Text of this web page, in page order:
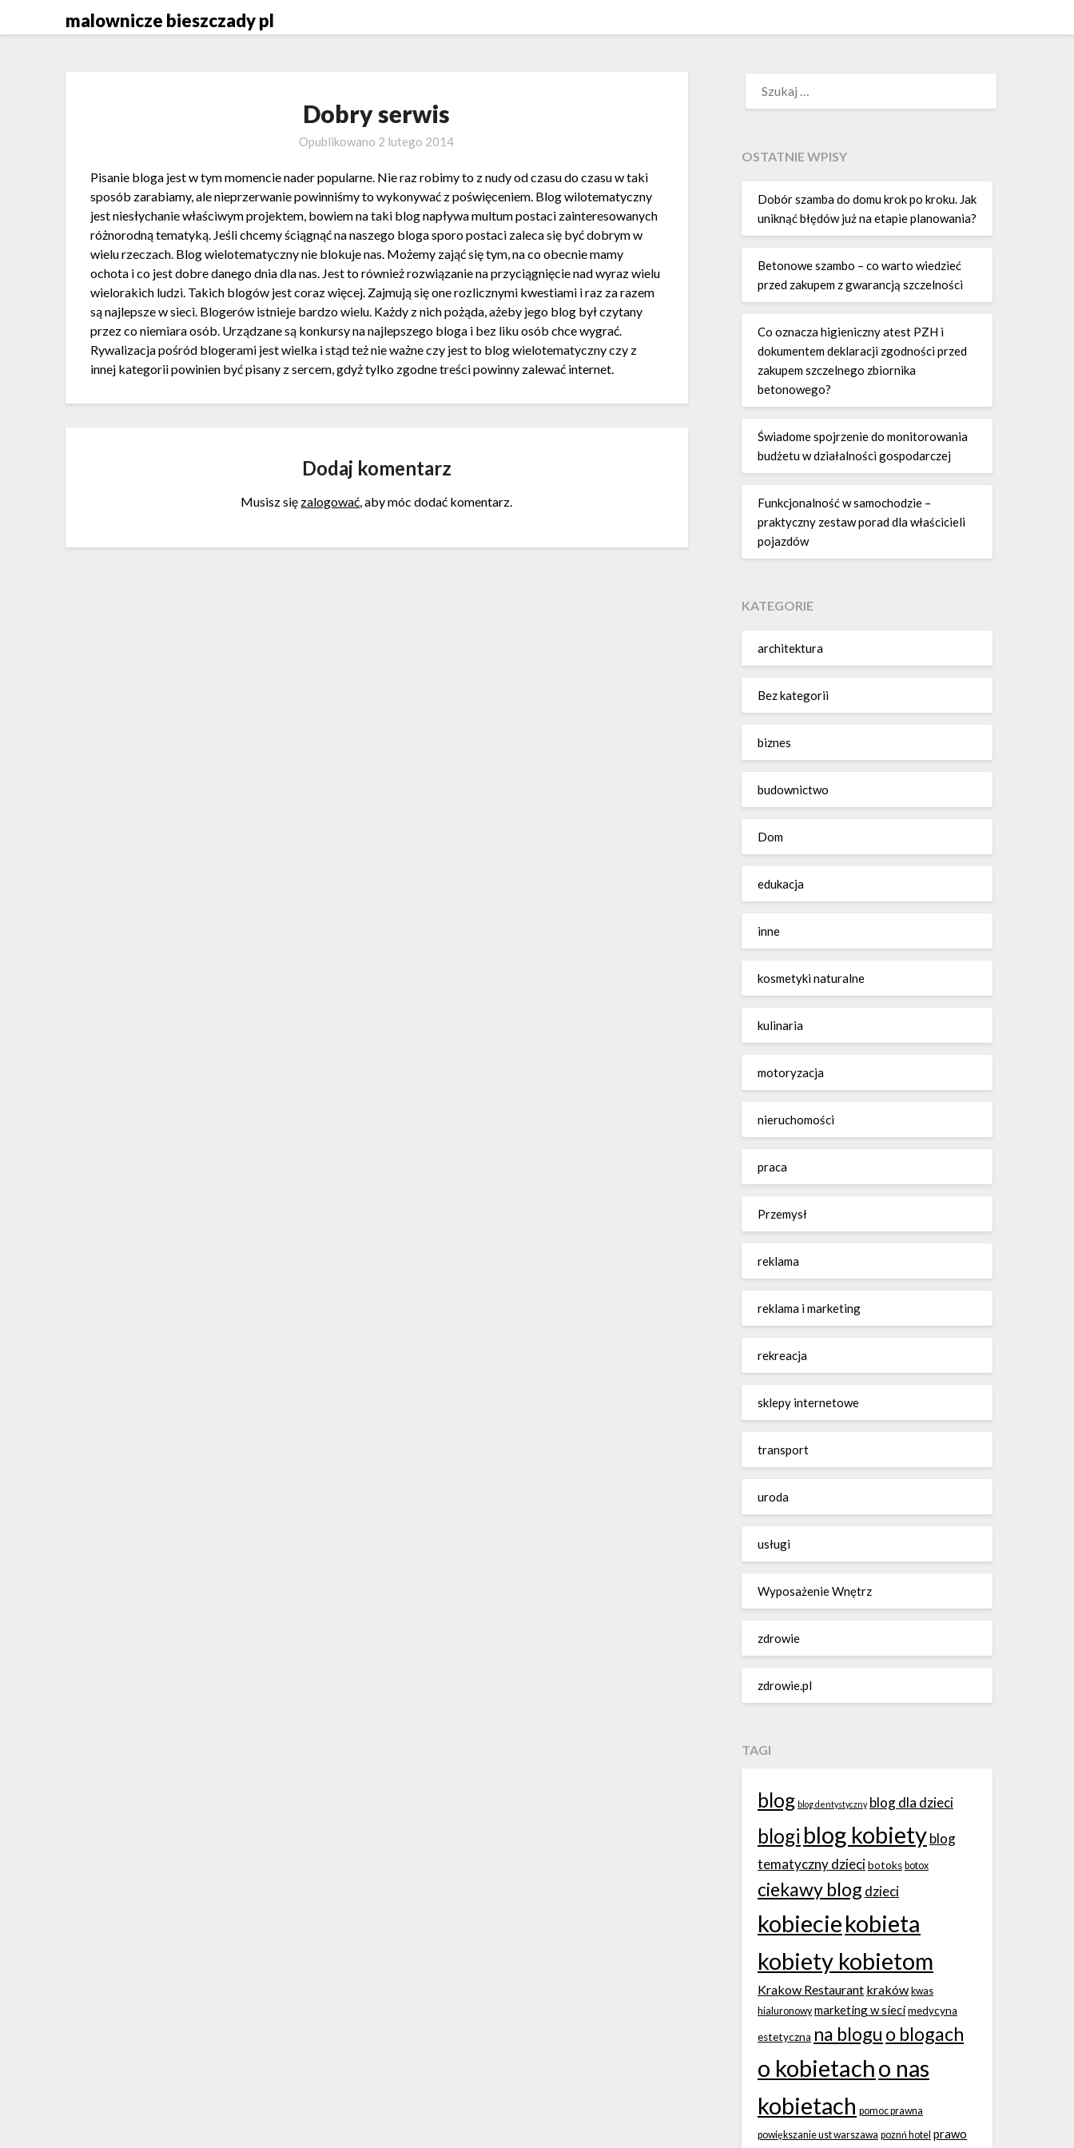
malownicze bieszczady pl
Dobry serwis
Opublikowano 2 lutego 2014
Pisanie bloga jest w tym momencie nader popularne. Nie raz robimy to z nudy od czasu do czasu w taki
sposób zarabiamy, ale nieprzerwanie powinniśmy to wykonywać z poświęceniem. Blog wilotematyczny
jest niesłychanie właściwym projektem, bowiem na taki blog napływa multum postaci zainteresowanych
różnorodną tematyką. Jeśli chcemy ściągnąć na naszego bloga sporo postaci zaleca się być dobrym w
wielu rzeczach. Blog wielotematyczny nie blokuje nas. Możemy zająć się tym, na co obecnie mamy
ochota i co jest dobre danego dnia dla nas. Jest to również rozwiązanie na przyciągnięcie nad wyraz wielu
wielorakich ludzi. Takich blogów jest coraz więcej. Zajmują się one rozlicznymi kwestiami i raz za razem
są najlepsze w sieci. Blogerów istnieje bardzo wielu. Każdy z nich pożąda, ażeby jego blog był czytany
przez co niemiara osób. Urządzane są konkursy na najlepszego bloga i bez liku osób chce wygrać.
Rywalizacja pośród blogerami jest wielka i stąd też nie ważne czy jest to blog wielotematyczny czy z
innej kategorii powinien być pisany z sercem, gdyż tylko zgodne treści powinny zalewać internet.
Dodaj komentarz
Musisz się zalogować, aby móc dodać komentarz.
OSTATNIE WPISY
Dobór szamba do domu krok po kroku. Jak
uniknąć błędów już na etapie planowania?
Betonowe szambo – co warto wiedzieć
przed zakupem z gwarancją szczelności
Co oznacza higieniczny atest PZH i
dokumentem deklaracji zgodności przed
zakupem szczelnego zbiornika
betonowego?
Świadome spojrzenie do monitorowania
budżetu w działalności gospodarczej
Funkcjonalność w samochodzie –
praktyczny zestaw porad dla właścicieli
pojazdów
KATEGORIE
architektura
Bez kategorii
biznes
budownictwo
Dom
edukacja
inne
kosmetyki naturalne
kulinaria
motoryzacja
nieruchomości
praca
Przemysł
reklama
reklama i marketing
rekreacja
sklepy internetowe
transport
uroda
usługi
Wyposażenie Wnętrz
zdrowie
zdrowie.pl
TAGI
blog blog dentystyczny blog dla dzieci
blogi blog kobietyblog
tematyczny dziecibotoks botox
ciekawy blog dzieci
kobieciekobieta
kobiety kobietom
Krakow Restaurant kraków kwas
hialuronowy marketing w siecimedycyna
estetyczna na blogu o blogach
o kobietacho nas
kobietach pomoc prawna
powiększanie ust warszawa poznń hotel prawo